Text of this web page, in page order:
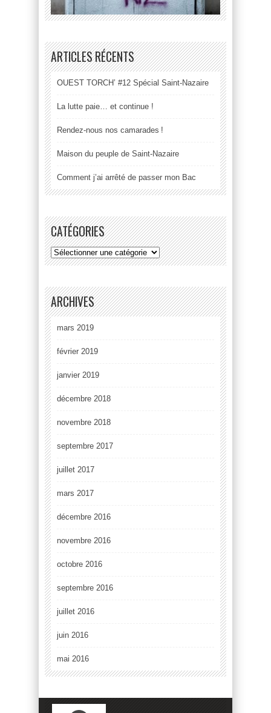
ARTICLES RÉCENTS
OUEST TORCH’ #12 Spécial Saint-Nazaire
La lutte paie… et continue !
Rendez-nous nos camarades !
Maison du peuple de Saint-Nazaire
Comment j’ai arrêté de passer mon Bac
CATÉGORIES
ARCHIVES
mars 2019
février 2019
janvier 2019
décembre 2018
novembre 2018
septembre 2017
juillet 2017
mars 2017
décembre 2016
novembre 2016
octobre 2016
septembre 2016
juillet 2016
juin 2016
mai 2016